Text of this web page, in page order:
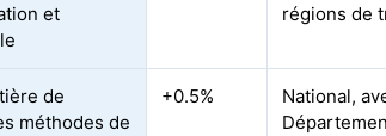
et
régions de
de
méthodes de
+0.5%
National,